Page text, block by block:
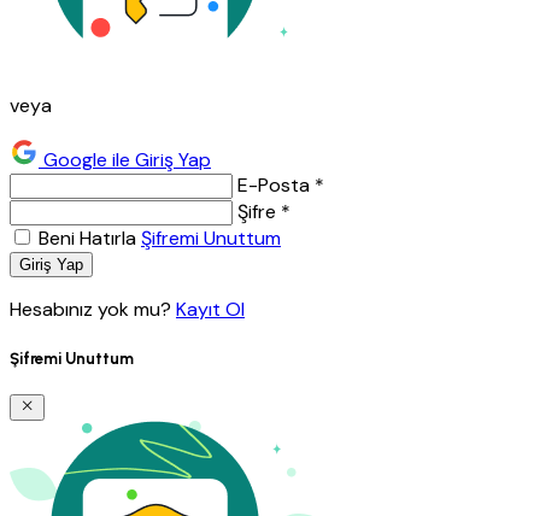
veya
Google ile Giriş Yap
E-Posta *
Şifre *
Beni HatırlaŞifremi Unuttum
Giriş Yap
Hesabınız yok mu? Kayıt Ol
Şifremi Unuttum